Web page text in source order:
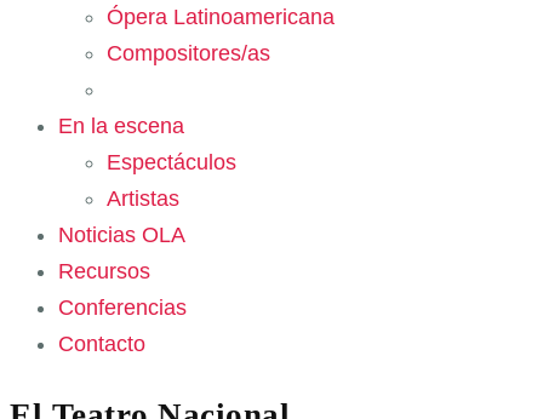
Ópera Latinoamericana
Compositores/as
En la escena
Espectáculos
Artistas
Noticias OLA
Recursos
Conferencias
Contacto